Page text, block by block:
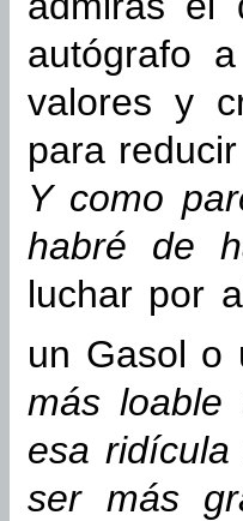
autógrafo
valores y
para
Y como
habré de
luchar por
un Gasol o
más loable
esa
ser más